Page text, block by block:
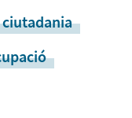
ciutadania